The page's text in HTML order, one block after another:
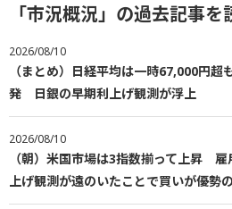
「市況概況」の過去記事を
2026/08/10
（まとめ）日経平均は一時67,000円
発 日銀の早期利上げ観測が浮上
2026/08/10
（朝）米国市場は3指数揃って上昇
上げ観測が遠のいたことで買いが優勢